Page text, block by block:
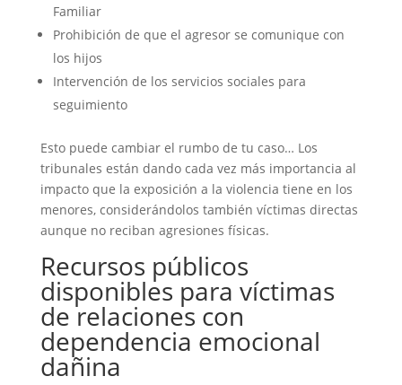
Familiar
Prohibición de que el agresor se comunique con
los hijos
Intervención de los servicios sociales para
seguimiento
Esto puede cambiar el rumbo de tu caso… Los
tribunales están dando cada vez más importancia al
impacto que la exposición a la violencia tiene en los
menores, considerándolos también víctimas directas
aunque no reciban agresiones físicas.
Recursos públicos
disponibles para víctimas
de relaciones con
dependencia emocional
dañina